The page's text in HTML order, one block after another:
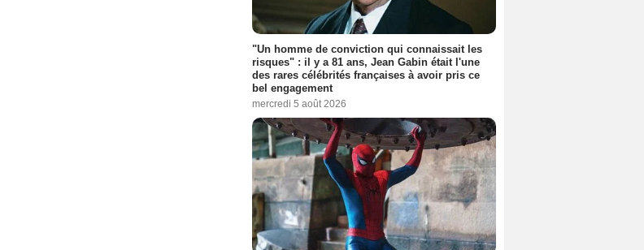
"Un homme de conviction qui connaissait les
risques" : il y a 81 ans, Jean Gabin était l'une
des rares célébrités françaises à avoir pris ce
bel engagement
mercredi 5 août 2026